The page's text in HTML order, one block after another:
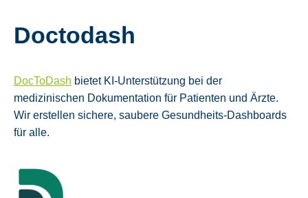
Doctodash
DocToDash bietet KI-Unterstützung bei der
medizinischen Dokumentation für Patienten und Ärzte.
Wir erstellen sichere, saubere Gesundheits-Dashboards
für alle.